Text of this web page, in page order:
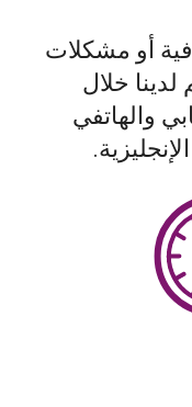
أو مشكلات
خلال
والهاتفي